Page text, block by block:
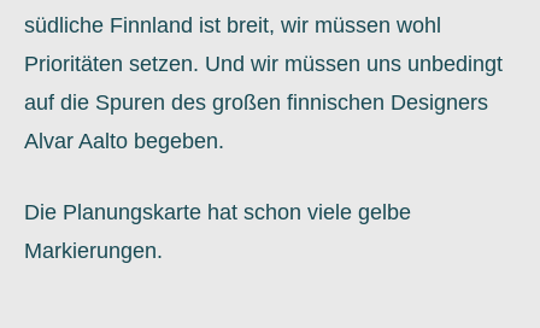
südliche Finnland ist breit, wir müssen wohl
Prioritäten setzen. Und wir müssen uns unbedingt
auf die Spuren des großen finnischen Designers
Alvar Aalto begeben.
Die Planungskarte hat schon viele gelbe
Markierungen.